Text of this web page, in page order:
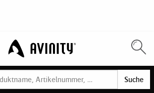
Suche